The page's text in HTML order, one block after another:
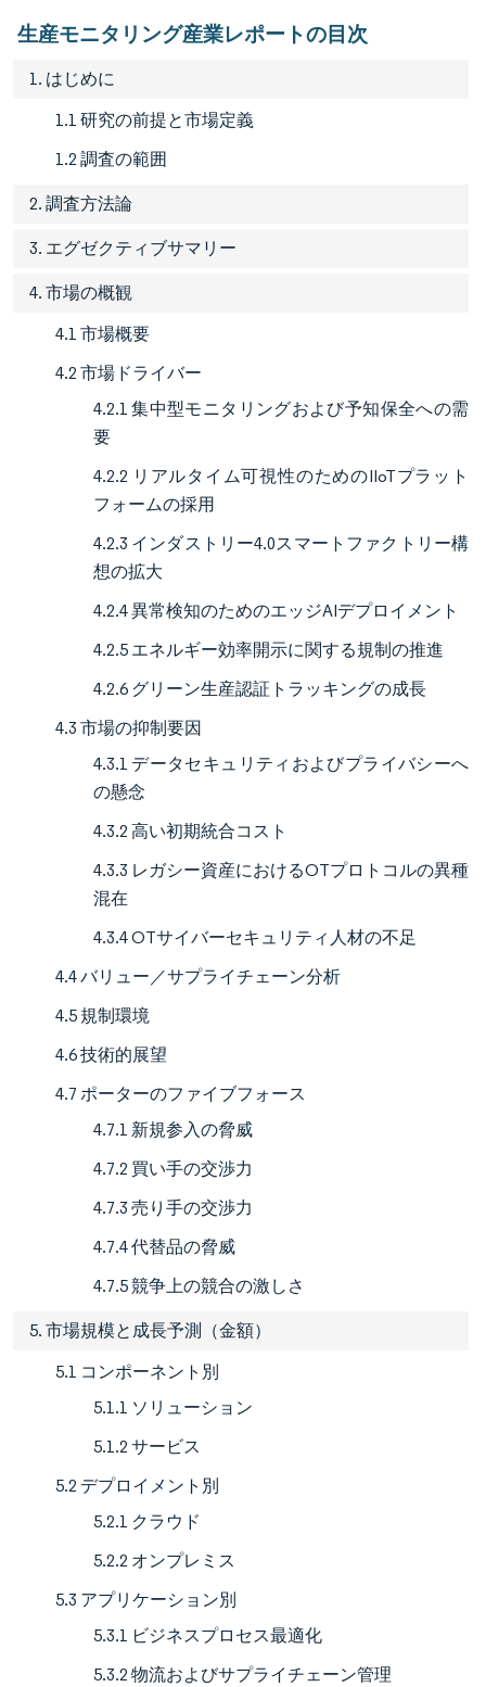
生産モニタリング産業レポートの目次
1. はじめに
1.1 研究の前提と市場定義
1.2 調査の範囲
2. 調査方法論
3. エグゼクティブサマリー
4. 市場の概観
4.1 市場概要
4.2 市場ドライバー
4.2.1 集中型モニタリングおよび予知保全への需
要
4.2.2 リアルタイム可視性のためのIIoTプラット
フォームの採用
4.2.3 インダストリー4.0スマートファクトリー構
想の拡大
4.2.4 異常検知のためのエッジAIデプロイメント
4.2.5 エネルギー効率開示に関する規制の推進
4.2.6 グリーン生産認証トラッキングの成長
4.3 市場の抑制要因
4.3.1 データセキュリティおよびプライバシーへ
の懸念
4.3.2 高い初期統合コスト
4.3.3 レガシー資産におけるOTプロトコルの異種
混在
4.3.4 OTサイバーセキュリティ人材の不足
4.4 バリュー／サプライチェーン分析
4.5 規制環境
4.6 技術的展望
4.7 ポーターのファイブフォース
4.7.1 新規参入の脅威
4.7.2 買い手の交渉力
4.7.3 売り手の交渉力
4.7.4 代替品の脅威
4.7.5 競争上の競合の激しさ
5. 市場規模と成長予測（金額）
5.1 コンポーネント別
5.1.1 ソリューション
5.1.2 サービス
5.2 デプロイメント別
5.2.1 クラウド
5.2.2 オンプレミス
5.3 アプリケーション別
5.3.1 ビジネスプロセス最適化
5.3.2 物流およびサプライチェーン管理